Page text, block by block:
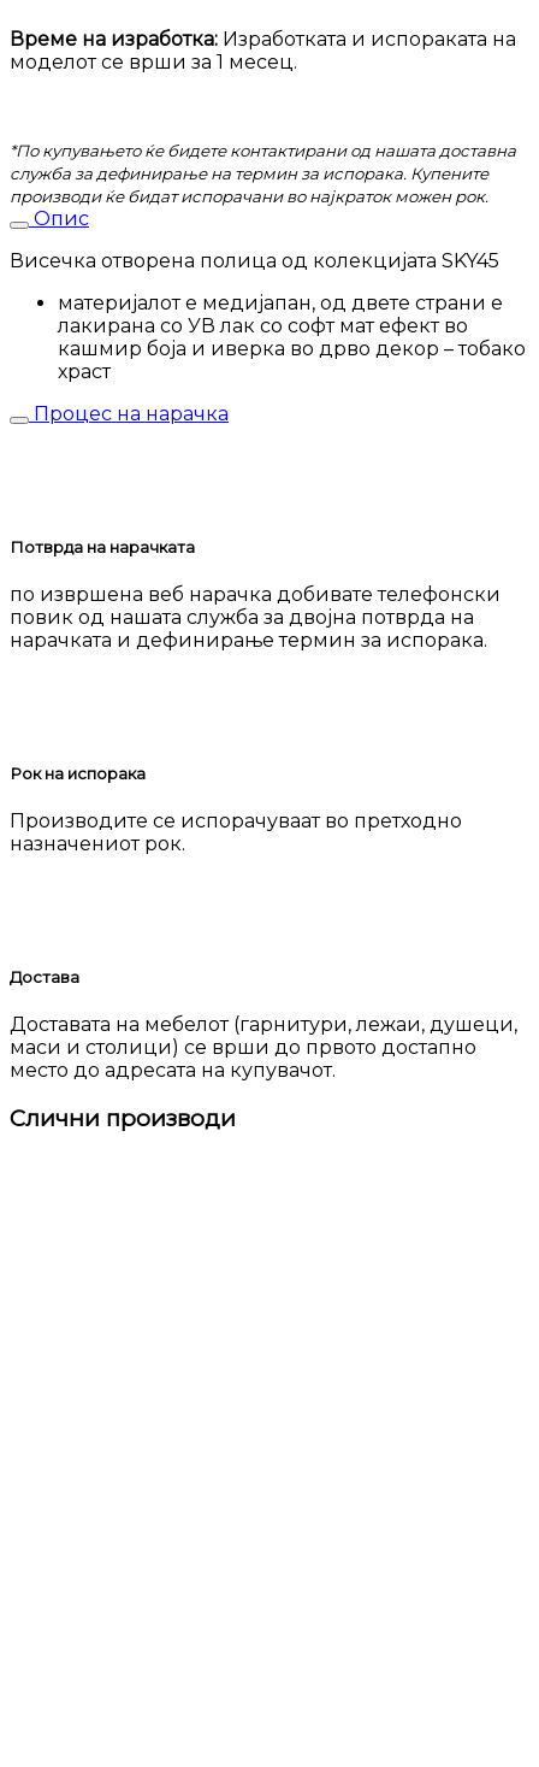
Време на изработка: Изработката и испораката на
моделот се врши за 1 месец.
*По купувањето ќе бидете контактирани од нашата доставна
служба за дефинирање на термин за испорака. Купените
производи ќе бидат испорачани во најкраток можен рок.
Опис
Висечка отворена полица од колекцијата SKY45
материјалот е медијапан, од двете страни е
лакирана со УВ лак со софт мат ефект во
кашмир боја и иверка во дрво декор – тобако
храст
Процес на нарачка
Потврда на нарачката
по извршена веб нарачка добивате телефонски
повик од нашата служба за двојна потврда на
нарачката и дефинирање термин за испорака.
Рок на испорака
Производите се испорачуваат во претходно
назначениот рок.
Достава
Доставата на мебелот (гарнитури, лежаи, душеци,
маси и столици) се врши до првото достапно
место до адресата на купувачот.
Слични производи